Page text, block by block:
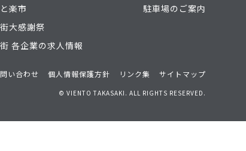
楽市
大感謝祭
各企業の求人情報
駐車場のご案内
い合わせ 個人情報保護方針 リンク集 サイトマップ
© VIENTO TAKASAKI. ALL RIGHTS RESERVED.